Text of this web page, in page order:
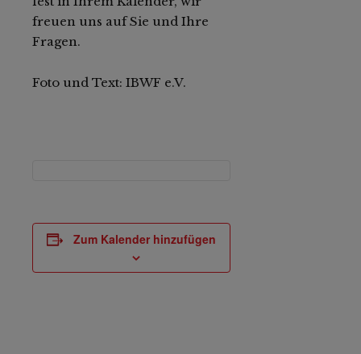
freuen uns auf Sie und Ihre
Fragen.
Foto und Text: IBWF e.V.
Zum Kalender hinzufügen